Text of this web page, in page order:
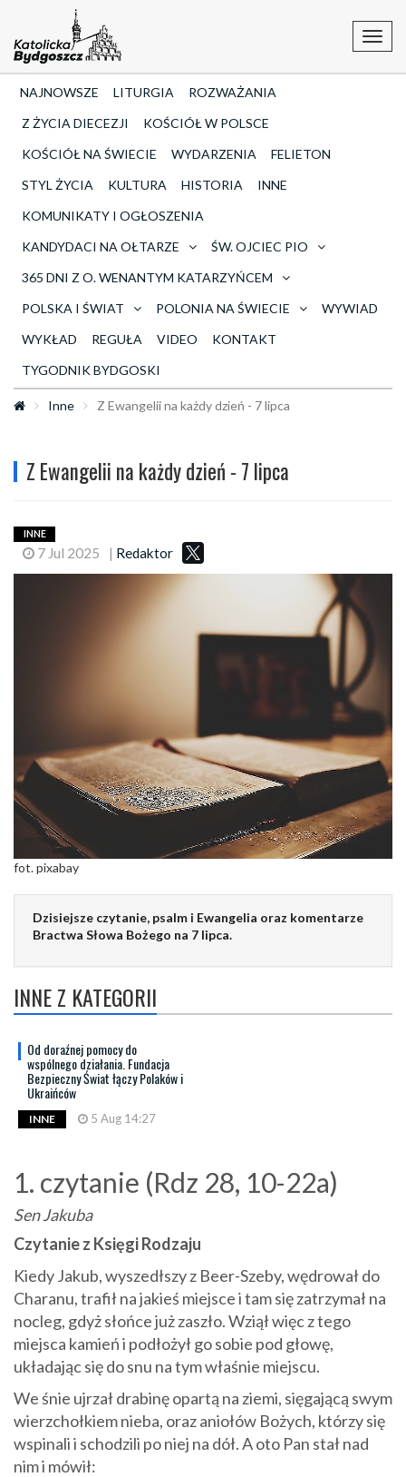
NAJNOWSZE LITURGIA
ROZWAŻANIA
Z ŻYCIA DIECEZJI
KOŚCIÓŁ W POLSCE
KOŚCIÓŁ NA ŚWIECIE
WYDARZENIA
FELIETON
STYL ŻYCIA
KULTURA HISTORIA
INNE
KOMUNIKATY I OGŁOSZENIA
KANDYDACI NA OŁTARZE
ŚW. OJCIEC PIO
365 DNI Z O. WENANTYM KATARZYŃCEM
POLSKA I ŚWIAT
POLONIA NA ŚWIECIE
WYWIAD
WYKŁAD
REGUŁA VIDEO
KONTAKT
TYGODNIK BYDGOSKI
Inne Z Ewangelii na każdy dzień - 7 lipca
Z Ewangelii na każdy dzień - 7 lipca
INNE
7 Jul 2025 | Redaktor
fot. pixabay
Dzisiejsze czytanie, psalm i Ewangelia oraz komentarze
Bractwa Słowa Bożego na 7 lipca.
INNE Z KATEGORII
Od doraźnej pomocy do
wspólnego działania. Fundacja
Bezpieczny Świat łączy Polaków i
Ukraińców
INNE 5 Aug 14:27
1. czytanie (Rdz 28, 10-22a)
Sen Jakuba
Czytanie z Księgi Rodzaju
Kiedy Jakub, wyszedłszy z Beer-Szeby, wędrował do
Charanu, trafił na jakieś miejsce i tam się zatrzymał na
nocleg, gdyż słońce już zaszło. Wziął więc z tego
miejsca kamień i podłożył go sobie pod głowę,
układając się do snu na tym właśnie miejscu.
We śnie ujrzał drabinę opartą na ziemi, sięgającą swym
wierzchołkiem nieba, oraz aniołów Bożych, którzy się
wspinali i schodzili po niej na dół. A oto Pan stał nad
nim i mówił: